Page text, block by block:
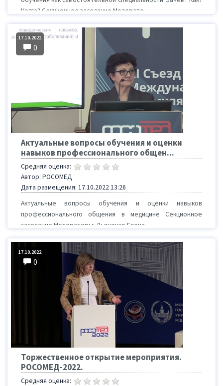
Когда? Секционное заседание Модерато...
17.10.2022
0
Актуальные вопросы обучения и оценки
навыков профессионального общен...
Средняя оценка:
Автор: РОСОМЕД
Дата размещения: 17.10.2022 13:26
Актуальные вопросы обучения и оценки навыков
профессионального общения в медицине Секционное
заседание Модераторы: Дьяченко Елена...
17.10.2022
0
Торжественное открытие мероприятия.
РОСОМЕД-2022.
Средняя оценка: